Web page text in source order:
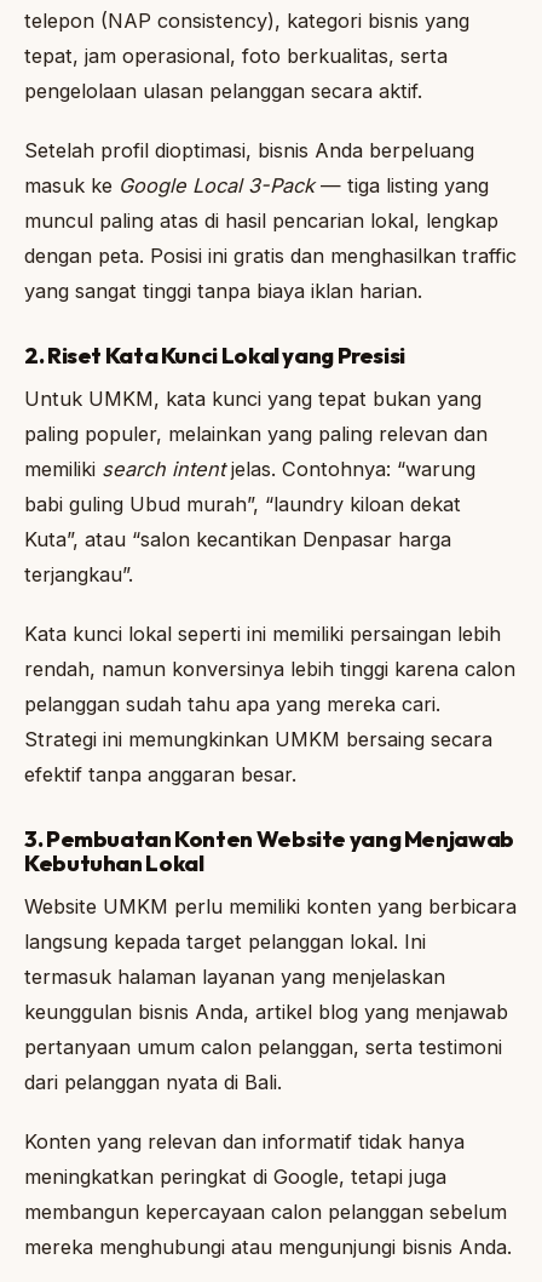
telepon (NAP consistency), kategori bisnis yang
tepat, jam operasional, foto berkualitas, serta
pengelolaan ulasan pelanggan secara aktif.
Setelah profil dioptimasi, bisnis Anda berpeluang
masuk ke Google Local 3-Pack— tiga listing yang
muncul paling atas di hasil pencarian lokal, lengkap
dengan peta. Posisi ini gratis dan menghasilkan traffic
yang sangat tinggi tanpa biaya iklan harian.
2. Riset Kata Kunci Lokal yang Presisi
Untuk UMKM, kata kunci yang tepat bukan yang
paling populer, melainkan yang paling relevan dan
memiliki search intentjelas. Contohnya: “warung
babi guling Ubud murah”, “laundry kiloan dekat
Kuta”, atau “salon kecantikan Denpasar harga
terjangkau”.
Kata kunci lokal seperti ini memiliki persaingan lebih
rendah, namun konversinya lebih tinggi karena calon
pelanggan sudah tahu apa yang mereka cari.
Strategi ini memungkinkan UMKM bersaing secara
efektif tanpa anggaran besar.
3. Pembuatan Konten Website yang Menjawab
Kebutuhan Lokal
Website UMKM perlu memiliki konten yang berbicara
langsung kepada target pelanggan lokal. Ini
termasuk halaman layanan yang menjelaskan
keunggulan bisnis Anda, artikel blog yang menjawab
pertanyaan umum calon pelanggan, serta testimoni
dari pelanggan nyata di Bali.
Konten yang relevan dan informatif tidak hanya
meningkatkan peringkat di Google, tetapi juga
membangun kepercayaan calon pelanggan sebelum
mereka menghubungi atau mengunjungi bisnis Anda.